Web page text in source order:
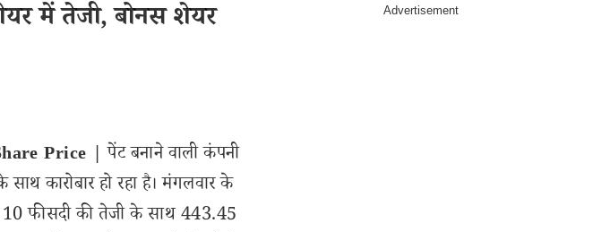
में तेजी, बोनस शेयर
Price | पेंट बनाने वाली कंपनी
कारोबार हो रहा है। मंगलवार के
10 फीसदी की तेजी के साथ 443.45